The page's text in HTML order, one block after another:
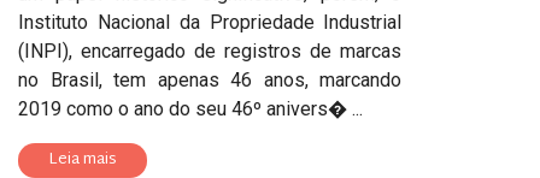
Instituto Nacional da Propriedade Industrial
(INPI), encarregado de registros de marcas
no Brasil, tem apenas 46 anos, marcando
2019 como o ano do seu 46º anivers� ...
Leia mais